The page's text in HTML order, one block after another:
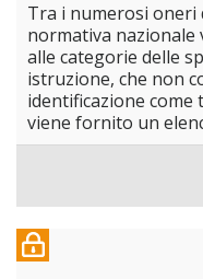
Tra i numerosi
normativa nazionale
alle categorie delle
istruzione, che non
identificazione
viene fornito un